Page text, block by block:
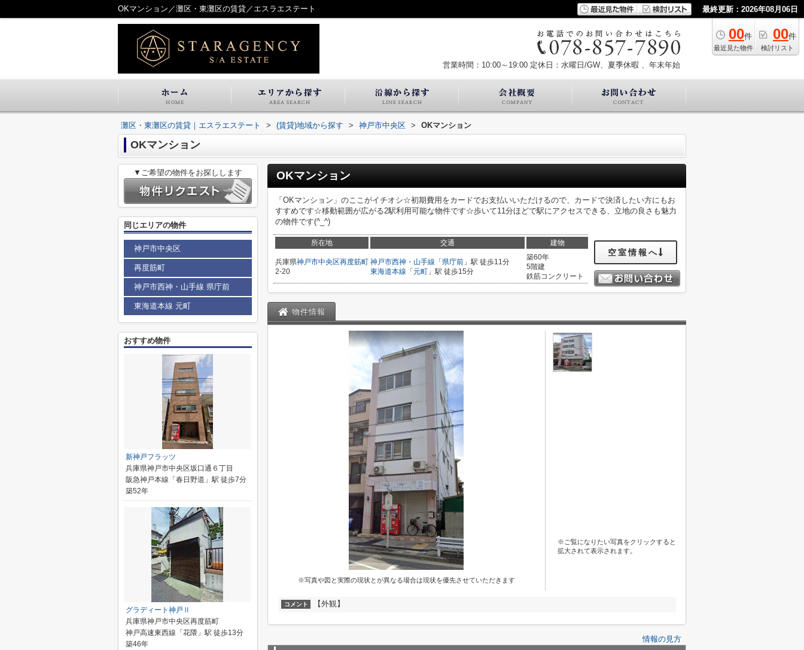
OKマンション／灘区・東灘区の賃貸／エスラエステート 最終更新：2026年08月06日
00件
最近見た物件
00件
検討リスト
営業時間：10:00～19:00 定休日：水曜日/GW、夏季休暇 、年末年始
灘区・東灘区の賃貸｜エスラエステート > (賃貸)地域から探す > 神戸市中央区 > OKマンション
OKマンション
OKマンション
「OKマンション」のここがイチオシ☆初期費用をカードでお支払いいただけるので、カードで決済したい方にもお
すすめです☆移動範囲が広がる2駅利用可能な物件です☆歩いて11分ほどで駅にアクセスできる、立地の良さも魅力
の物件です(^_^)
所在地 交通 建物
兵庫県神戸市中央区再度筋町
2-20
神戸市西神・山手線 「 県庁前 」駅 徒歩11分
東海道本線 「 元町 」駅 徒歩15分
築60年
5階建
鉄筋コンクリート
空室情報へ
物件情報
※写真や図と実際の現状とが異なる場合は現状を優先させていただきます
※ご覧になりたい写真をクリックすると
拡大されて表示されます。
コメント 【外観】
情報の見方
▼ご希望の物件をお探しします
同じエリアの物件
神戸市中央区
再度筋町
神戸市西神・山手線 県庁前
東海道本線 元町
おすすめ物件
新神戸フラッツ
兵庫県神戸市中央区坂口通６丁目
阪急神戸本線「春日野道」駅 徒歩7分
築52年
グラディート神戸Ⅱ
兵庫県神戸市中央区再度筋町
神戸高速東西線「花隈」駅 徒歩13分
築46年